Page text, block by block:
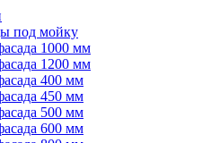
под мойку
1000 мм
1200 мм
400 мм
450 мм
500 мм
600 мм